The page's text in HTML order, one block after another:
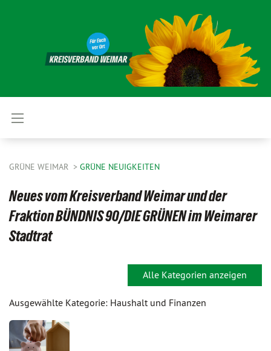
GRÜNE WEIMAR GRÜNE NEUIGKEITEN
Neues vom Kreisverband Weimar und der
Fraktion BÜNDNIS 90/DIE GRÜNEN im Weimarer
Stadtrat
Alle Kategorien anzeigen
Ausgewählte Kategorie: Haushalt und Finanzen